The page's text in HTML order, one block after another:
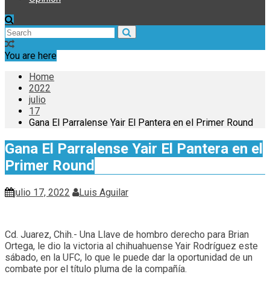
You are here
Home
2022
julio
17
Gana El Parralense Yair El Pantera en el Primer Round
Gana El Parralense Yair El Pantera en el
Primer Round
julio 17, 2022 Luis Aguilar
Cd. Juarez, Chih.- Una Llave de hombro derecho para Brian
Ortega, le dio la victoria al chihuahuense Yair Rodríguez este
sábado, en la UFC, lo que le puede dar la oportunidad de un
combate por el título pluma de la compañía.